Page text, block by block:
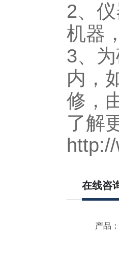
2、
机器
3、
内，
修，
了解
在线咨
产品